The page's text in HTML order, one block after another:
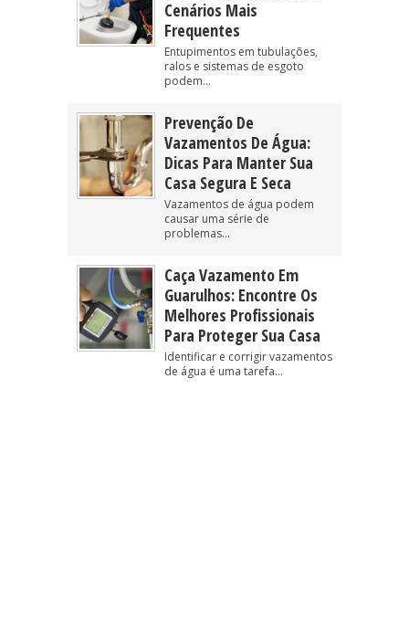
Cenários Mais
Frequentes
Entupimentos em tubulações,
ralos e sistemas de esgoto
podem...
Prevenção De
Vazamentos De Água:
Dicas Para Manter Sua
Casa Segura E Seca
Vazamentos de água podem
causar uma série de
problemas...
Caça Vazamento Em
Guarulhos: Encontre Os
Melhores Profissionais
Para Proteger Sua Casa
Identificar e corrigir vazamentos
de água é uma tarefa...